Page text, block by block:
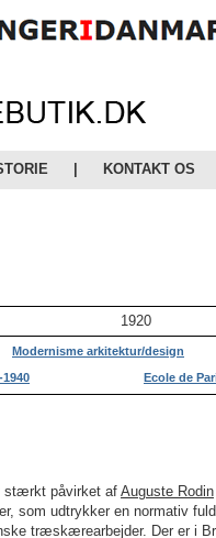
KONTAKT OS
1920
Modernisme arkitektur/design
Ecole de
stærkt påvirket af Auguste Rodin
som udtrykker en normativ
træskærearbejder. Der er i